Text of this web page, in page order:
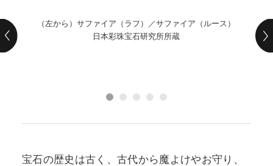
（左から）サファイア（ラフ）／サファイア（ルース）
日本彩珠宝石研究所所蔵
宝石の歴史は古く、古代から魔よけやお守り、